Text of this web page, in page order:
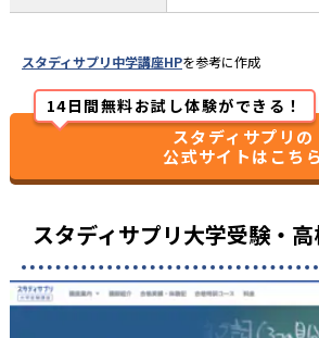
スタディサプリ中学講座HPを参考に作成
14日間無料お試し体験ができる！
スタディサプリの
公式サイトはこちら
スタディサプリ大学受験・